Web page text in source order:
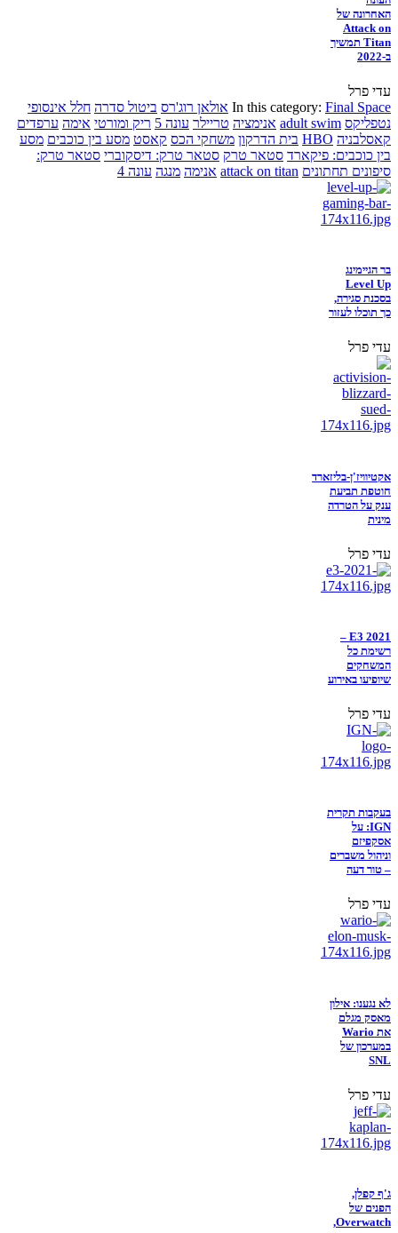
האחרונה של
Attack on
Titan תמשיך
ב-2022
עדי פרל
In this category: Final Space אולאן רוג'רס ביטול סדרה חלל אינסופי
נטפליקס adult swim אנימציה טריילר עונה 5 ריק ומורטי אימה ערפדים
קאסלבניה HBO בית הדרקון משחקי הכס קאסט מסע בין כוכבים מסע
בין כוכבים: פיקארד סטאר טרק סטאר טרק: דיסקוברי סטאר טרק:
סיפונים תחתונים attack on titan אנימה מנגה עונה 4
בר הגיימינג
Level Up
בסכנת סגירה,
כך תוכלו לעזור
עדי פרל
אקטיוויז'ן-בליזארד
חוטפת תביעת
ענק על הטרדה
מינית
עדי פרל
E3 2021 –
רשימת כל
המשחקים
שיופיעו באירוע
עדי פרל
בעקבות תקרית
IGN: על
אסקפיזם
וניהול משברים
– טור דעה
עדי פרל
לא נגענו: אילון
מאסק מגלם
את Wario
במערכון של
SNL
עדי פרל
ג'ף קפלן,
הפנים של
Overwatch,